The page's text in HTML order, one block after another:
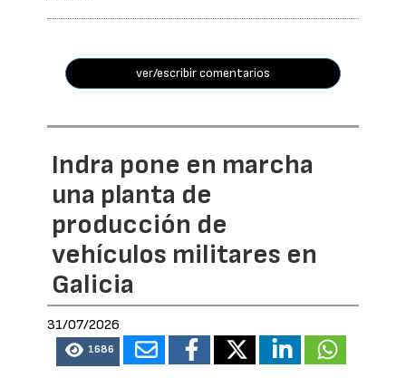
ver/escribir comentarios
Indra pone en marcha
una planta de
producción de
vehículos militares en
Galicia
31/07/2026
1686